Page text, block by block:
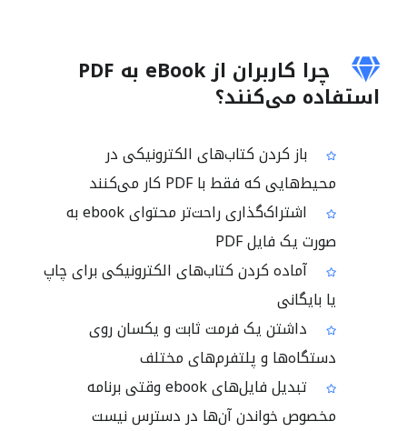
چرا کاربران از eBook به PDF
استفاده می‌کنند؟
باز کردن کتاب‌های الکترونیکی در
محیط‌هایی که فقط با PDF کار می‌کنند
اشتراک‌گذاری راحت‌تر محتوای ebook به
صورت یک فایل PDF
آماده کردن کتاب‌های الکترونیکی برای چاپ
یا بایگانی
داشتن یک فرمت ثابت و یکسان روی
دستگاه‌ها و پلتفرم‌های مختلف
تبدیل فایل‌های ebook وقتی برنامه
مخصوص خواندن آن‌ها در دسترس نیست